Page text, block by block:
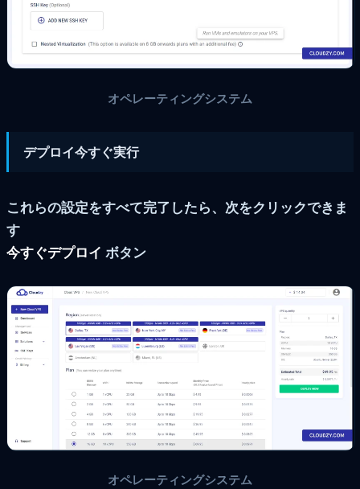
オペレーティングシステム
デプロイ今すぐ実行
これらの設定をすべて完了したら、次をクリックできま
す
今すぐデプロイ ボタン
オペレーティングシステム